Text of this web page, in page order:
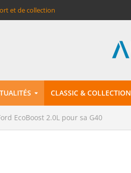
et de collection
CLASSIC & COLLECTION
EcoBoost 2.0L pour sa G40